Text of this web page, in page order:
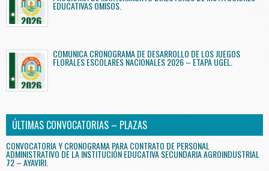
EDUCATIVAS OMISOS.
COMUNICA CRONOGRAMA DE DESARROLLO DE LOS JUEGOS
FLORALES ESCOLARES NACIONALES 2026 – ETAPA UGEL.
ÚLTIMAS CONVOCATORIAS – PLAZAS
CONVOCATORIA Y CRONOGRAMA PARA CONTRATO DE PERSONAL
ADMINISTRATIVO DE LA INSTITUCIÓN EDUCATIVA SECUNDARIA AGROINDUSTRIAL
72 – AYAVIRI.